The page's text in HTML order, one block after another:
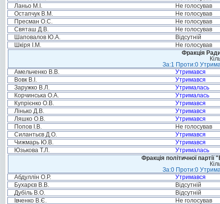
Ланьо М.І.
Не голосував
Остапчук В.М.
Не голосував
Пресман О.С.
Не голосував
Святаш Д.В.
Не голосував
Шаповалов Ю.А.
Відсутній
Шкіря І.М.
Не голосував
Фракція
За:1 Проти:0
Амельченко В.В.
Утримався
Вовк В.І.
Утримався
Заружко В.Л.
Утрималась
Корчинська О.А.
Утрималась
Купрієнко О.В.
Утримався
Лінько Д.В.
Утримався
Ляшко О.В.
Утримався
Попов І.В.
Не голосував
Силантьєв Д.О.
Утримався
Чижмарь Ю.В.
Утримався
Юзькова Т.Л.
Утрималась
Фракція політичної
За:0 Проти:0
Абдуллін О.Р.
Утримався
Бухарєв В.В.
Відсутній
Дубіль В.О.
Відсутній
Івченко В.Є.
Не голосував